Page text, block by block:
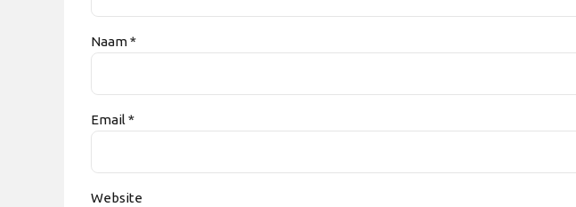
Naam *
Email *
Website